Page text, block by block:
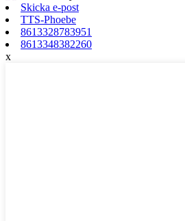
Skicka e-post
TTS-Phoebe
8613328783951
8613348382260
x